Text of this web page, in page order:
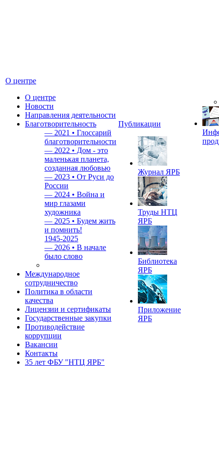
О центре
О центре
Новости
Направления деятельности
Благотворительность
— 2021 • Глоссарий
благотворительности
— 2022 • Дом - это
маленькая планета,
созданная любовью
— 2023 • От Руси до
России
— 2024 • Война и
мир глазами
художника
— 2025 • Будем жить
и помнить!
1945-2025
— 2026 • В начале
было слово
Международное
сотрудничество
Политика в области
качества
Лицензии и сертификаты
Государственные закупки
Противодействие
коррупции
Вакансии
Контакты
35 лет ФБУ "НТЦ ЯРБ"
Публикации
Журнал ЯРБ
Труды НТЦ
ЯРБ
Библиотека
ЯРБ
Приложение
ЯРБ